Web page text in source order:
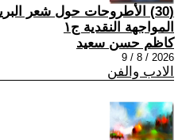
(30) الأطروحات حول شعر
المواجهة النقدية ج١
كاظم حسن سعيد
2026 / 8 / 9
الادب والفن